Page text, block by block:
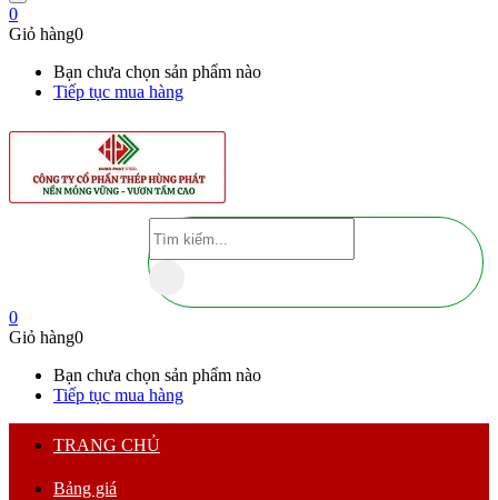
0
Giỏ hàng0
Bạn chưa chọn sản phẩm nào
Tiếp tục mua hàng
0
Giỏ hàng0
Bạn chưa chọn sản phẩm nào
Tiếp tục mua hàng
TRANG CHỦ
Bảng giá